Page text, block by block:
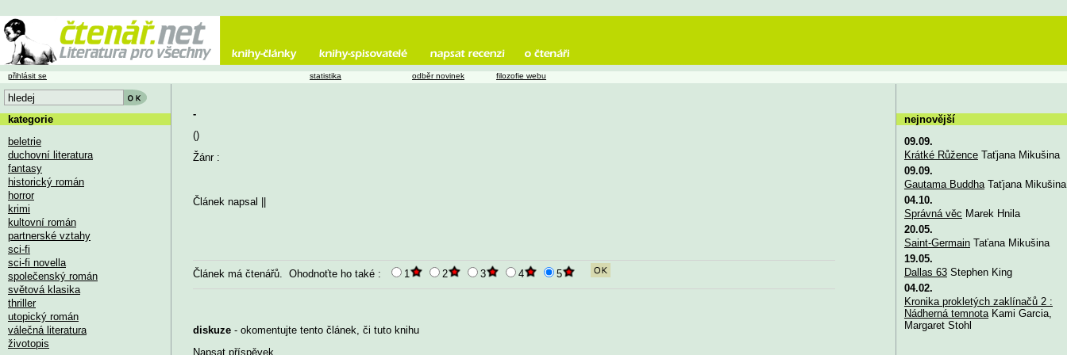
-
()
Žánr :
Článek napsal
Článek máčtenářů. Ohodnoťte ho také : 1 2 3 4 5
diskuze - okomentujte tento článek, či tuto knihu
Napsat příspěvek
přihlásit se statistika odběr novinek filozofie webu
kategorie
beletrie
duchovní literatura
fantasy
historický román
horror
krimi
kultovní román
partnerské vztahy
sci-fi
sci-fi novella
společenský román
světová klasika
thriller
utopický román
válečná literatura
životopis
nejnovější
09.09.
Krátké RůženceTaťjana Mikušina
09.09.
Gautama BuddhaTaťjana Mikušina
04.10.
Správná věc Marek Hnila
20.05.
Saint-GermainTaťana Mikušina
19.05.
Dallas 63Stephen King
04.02.
Kronika prokletých zaklínačů 2 :
Nádherná temnotaKami Garcia,
Margaret Stohl